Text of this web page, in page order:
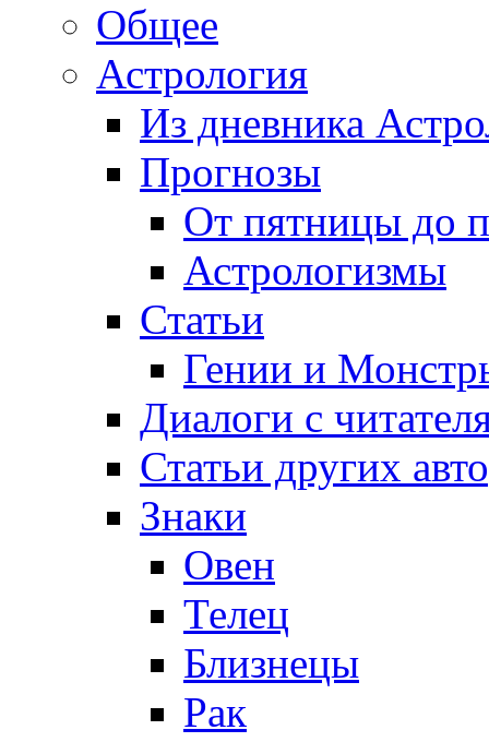
Общее
Астрология
Из дневника
Прогнозы
От пятницы до
Астрологизмы
Статьи
Гении и
Диалоги с
Статьи других
Знаки
Овен
Телец
Близнецы
Рак